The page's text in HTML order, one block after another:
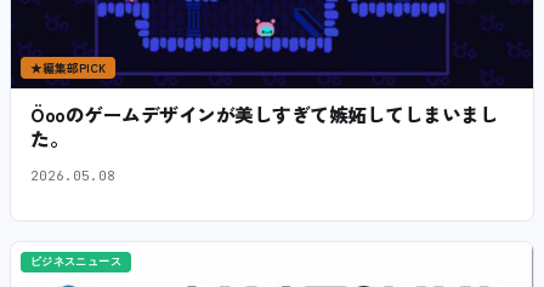
★編集部PICK
Öooのゲームデザインが美しすぎて嫉妬してしまいまし
た。
2026.05.08
ビジネスニュース